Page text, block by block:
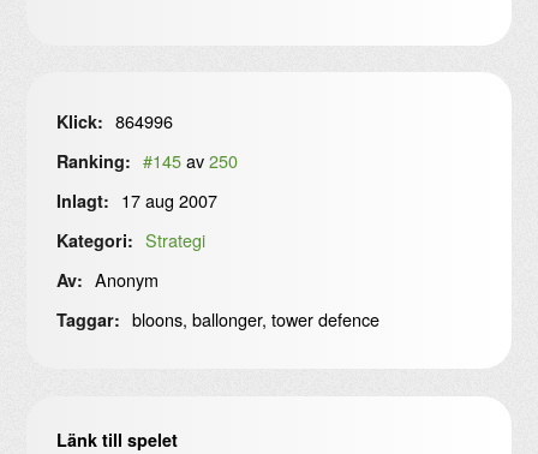
Klick: 864996
Ranking: #145av250
Inlagt: 17 aug 2007
Kategori: Strategi
Av: Anonym
Taggar: bloons, ballonger, tower defence
Länk till spelet